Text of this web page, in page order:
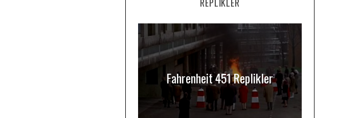
Fahrenheit 451 Replikler